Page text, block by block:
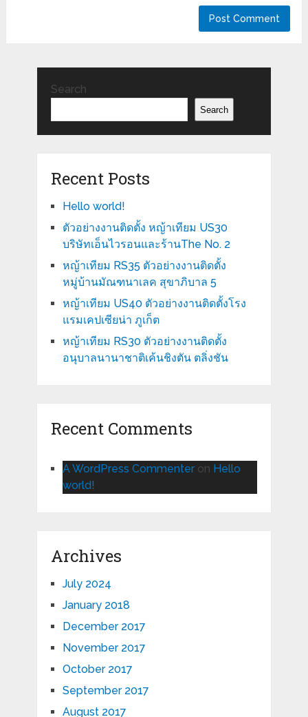
Search
Search
Recent Posts
Hello world!
ตัวอย่างงานติดตั้ง หญ้าเทียม US30
บริษัทเอ็นไวรอนและร้านThe No. 2
หญ้าเทียม RS35 ตัวอย่างงานติดตั้ง
หมู่บ้านมัณฑนาเลค สุขาภิบาล 5
หญ้าเทียม US40 ตัวอย่างงานติดตั้งโรง
แรมเคปเซียน่า ภูเก็ต
หญ้าเทียม RS30 ตัวอย่างงานติดตั้ง
อนุบาลนานาชาติเค้นชิงตัน ตลิ่งชัน
Recent Comments
A WordPress Commenteron Hello
world!
Archives
July 2024
January 2018
December 2017
November 2017
October 2017
September 2017
August 2017